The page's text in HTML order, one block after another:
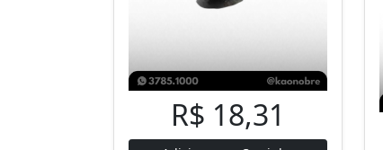
R$ 18,31